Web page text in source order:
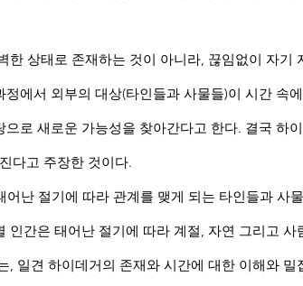
한 상태로 존재하는 것이 아니라, 끊임없이 자
에서 외부의 대상(타인들과 사물들)이 시간 속
으로 새로운 가능성을 찾아간다고 한다. 결국 하
다고 주장한 것이다.
어난 절기에 따라 관계를 맺게 되는 타인들과 사
인간은 태어난 절기에 따라 계절, 자연 그리고
, 일견 하이데거의 존재와 시간에 대한 이해와